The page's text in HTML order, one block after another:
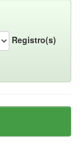
Registro(s)